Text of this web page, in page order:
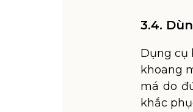
3.4.
Dụng cụ
khoang
má do
khắc